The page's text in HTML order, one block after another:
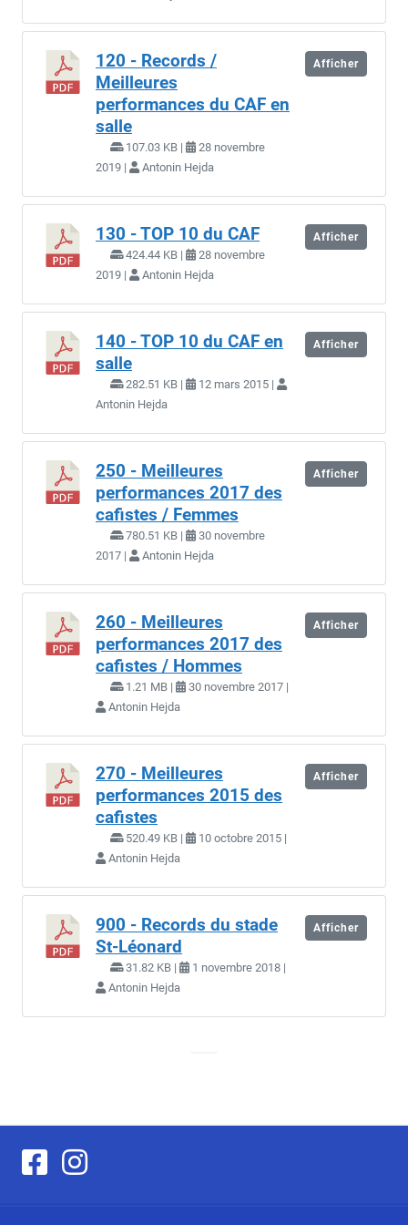
120 - Records /
Meilleures
performances du CAF en
salle
107.03 KB |
28 novembre
2019 |
Antonin Hejda
Afficher
130 - TOP 10 du CAF
424.44 KB |
28 novembre
2019 |
Antonin Hejda
Afficher
140 - TOP 10 du CAF en
salle
282.51 KB |
12 mars 2015 |
Antonin Hejda
Afficher
250 - Meilleures
performances 2017 des
cafistes / Femmes
780.51 KB |
30 novembre
2017 |
Antonin Hejda
Afficher
260 - Meilleures
performances 2017 des
cafistes / Hommes
1.21 MB |
30 novembre 2017 |
Antonin Hejda
Afficher
270 - Meilleures
performances 2015 des
cafistes
520.49 KB |
10 octobre 2015 |
Antonin Hejda
Afficher
900 - Records du stade
St-Léonard
31.82 KB |
1 novembre 2018 |
Antonin Hejda
Afficher